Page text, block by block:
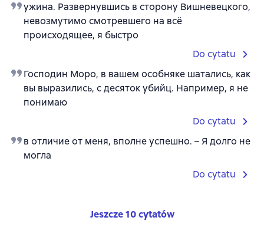
ужина. Развернувшись в сторону Вишневецкого,
невозмутимо смотревшего на всё
происходящее, я быстро
Do cytatu
Господин Моро, в вашем особняке шатались, как
вы выразились, с десяток убийц. Например, я не
понимаю
Do cytatu
в отличие от меня, вполне успешно. – Я долго не
могла
Do cytatu
Jeszcze 10 cytatów